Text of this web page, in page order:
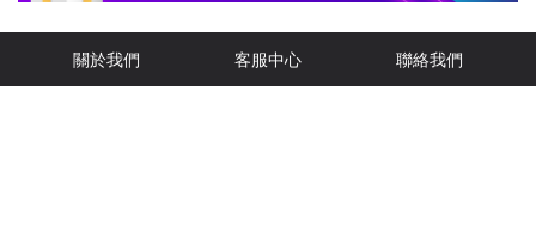
關於我們 客服中心 聯絡我們